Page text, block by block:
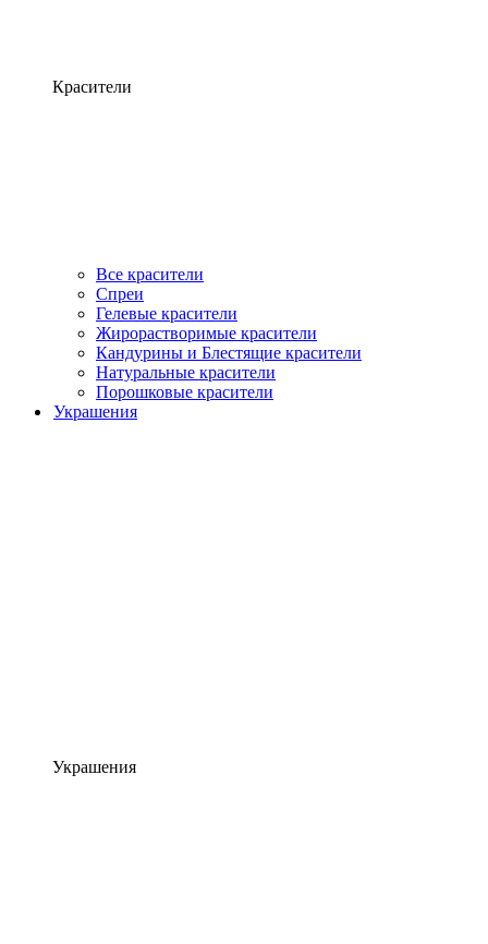
Красители
Все красители
Спреи
Гелевые красители
Жирорастворимые красители
Кандурины и Блестящие красители
Натуральные красители
Порошковые красители
Украшения
Украшения